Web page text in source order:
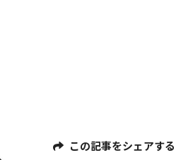
この記事をシェアする